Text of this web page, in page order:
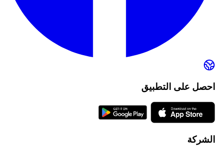
احصل على التطبيق
الشركة